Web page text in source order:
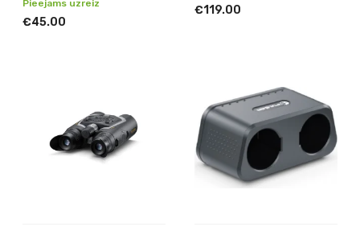
Pieejams uzreiz
€45.00
€119.00